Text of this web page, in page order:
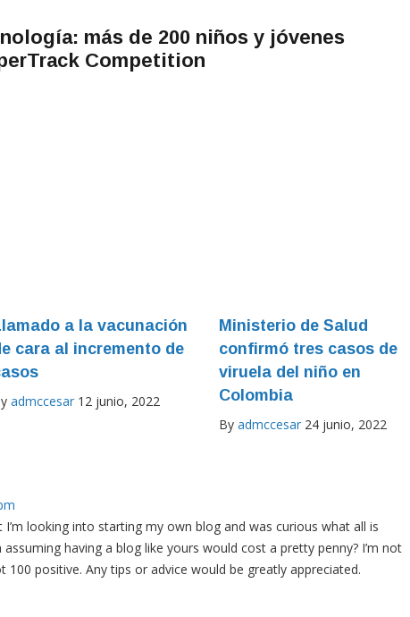
más de 200 niños y jóvenes
Competition
a la vacunación
cara al incremento de
admccesar 12 junio, 2022
Ministerio de Salud
confirmó tres casos de
viruela del niño en
Colombia
By admccesar 24 junio, 2022
looking into starting my own blog and was curious what all is
assuming having a blog like yours would cost a pretty penny? I’m not
100 positive. Any tips or advice would be greatly appreciated.